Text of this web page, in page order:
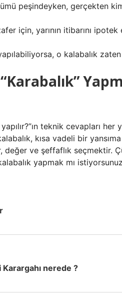
peşindeyken, gerçekten
için, yarının itibarını
o kalabalık
“Karabalık”
yapılır?”ın teknik cevapları
kısa vadeli bir
değer ve şeffaflık seçmektir.
yapmak mı
nerede ?